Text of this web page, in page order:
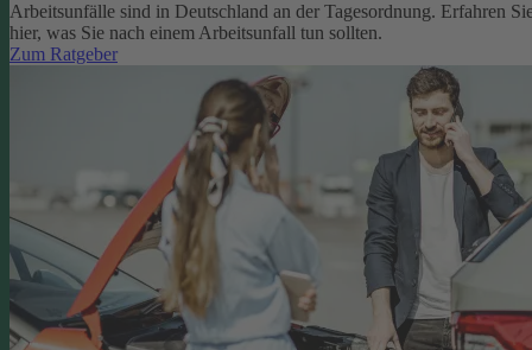
Arbeitsunfälle sind in Deutschland an der Tagesordnung. Erfahren
hier, was Sie nach einem Arbeitsunfall tun sollten.
Zum Ratgeber